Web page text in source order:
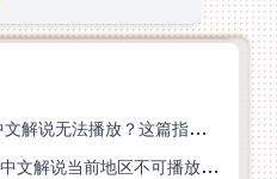
在新加坡看CCTV5世界杯中文解说无法播放？这篇指南帮你解锁海外体育直播自由
在加拿大看咪咕视频世界杯中文解说当前地区不可播放？这篇指南帮你一键解决